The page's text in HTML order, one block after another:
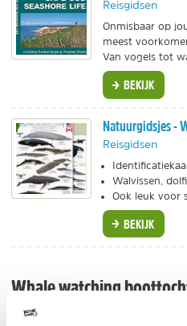
Reisgidsen
Onmisbaar op
meest
Van vogels tot
BEKIJK
Natuurgidsjes -
Reisgidsen
Walvissen,
Ook leuk voor
BEKIJK
Whale watching
Ter plaatse kan je losse